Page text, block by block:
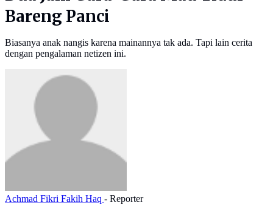
Bareng Panci
Biasanya anak nangis karena mainannya tak ada. Tapi lain cerita
dengan pengalaman netizen ini.
Achmad Fikri Fakih Haq - Reporter